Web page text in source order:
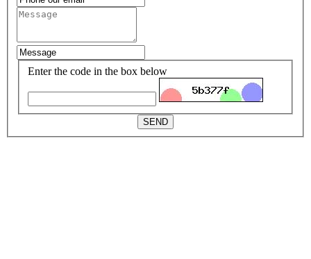
Enter the code in the box below
SEND